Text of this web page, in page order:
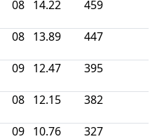
08 14.22 459
08 13.89 447
09 12.47 395
08 12.15 382
09 10.76 327